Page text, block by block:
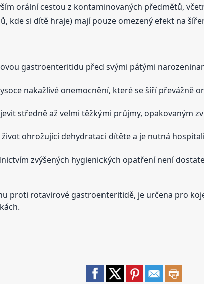
orální cestou z kontaminovaných předmětů,
kde si dítě hraje) mají pouze omezený efekt na
gastroenteritidu před svými pátými
nakažlivé onemocnění, které se šíří převážně
středně až velmi těžkými průjmy, opakovaným
ohrožující dehydrataci dítěte a je nutná
zvýšených hygienických opatření není
proti rotavirové gastroenteritidě, je určena pro